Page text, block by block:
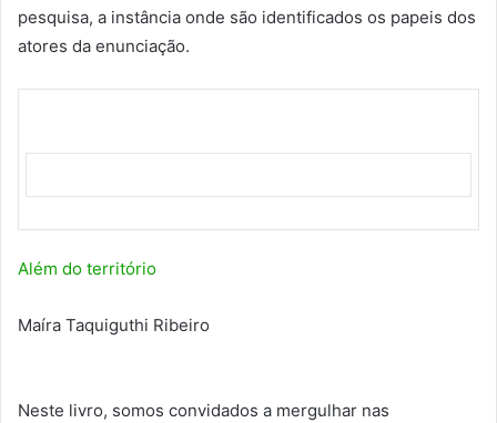
pesquisa, a instância onde são identificados os papeis dos
atores da enunciação.
Além do território
Maíra Taquiguthi Ribeiro
Neste livro, somos convidados a mergulhar nas